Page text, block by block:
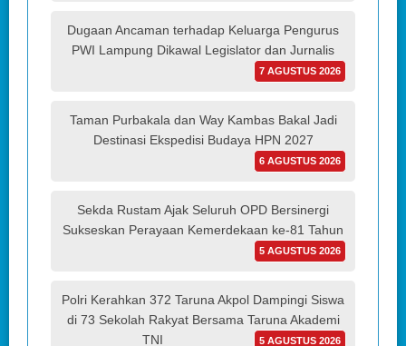
Dugaan Ancaman terhadap Keluarga Pengurus
PWI Lampung Dikawal Legislator dan Jurnalis
7 AGUSTUS 2026
Taman Purbakala dan Way Kambas Bakal Jadi
Destinasi Ekspedisi Budaya HPN 2027
6 AGUSTUS 2026
Sekda Rustam Ajak Seluruh OPD Bersinergi
Sukseskan Perayaan Kemerdekaan ke-81 Tahun
5 AGUSTUS 2026
Polri Kerahkan 372 Taruna Akpol Dampingi Siswa
di 73 Sekolah Rakyat Bersama Taruna Akademi
TNI
5 AGUSTUS 2026